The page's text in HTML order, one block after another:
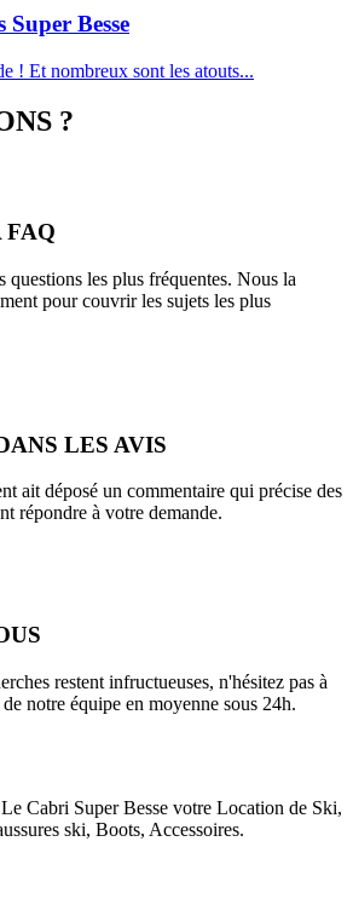
Besse
! Et nombreux sont les atouts...
?
FAQ
les plus fréquentes. Nous la
pour couvrir les sujets les plus
LES AVIS
ait déposé un commentaire qui précise des
répondre à votre demande.
restent infructueuses, n'hésitez pas à
notre équipe en moyenne sous 24h.
Cabri Super Besse votre Location de Ski,
ski, Boots, Accessoires.